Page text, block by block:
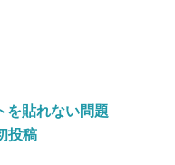
を貼れない問題
投稿